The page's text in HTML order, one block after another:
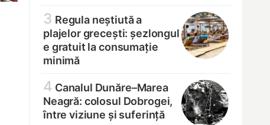
3 Regula neștiută a
plajelor grecești: șezlongul
e gratuit la consumație
minimă
4 Canalul Dunăre–Marea
Neagră: colosul Dobrogei,
între viziune și suferință